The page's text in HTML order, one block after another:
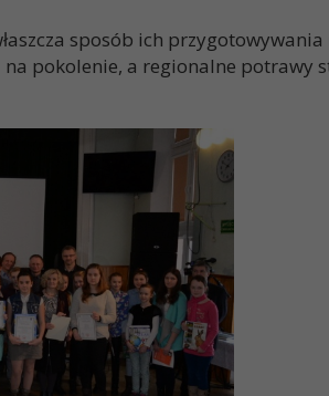
sposób ich
pokolenie, a regionalne potrawy